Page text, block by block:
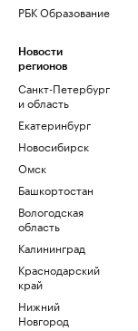
РБК Образование
Новости
регионов
Санкт-Петербург
и область
Екатеринбург
Новосибирск
Омск
Башкортостан
Вологодская
область
Калининград
Краснодарский
край
Нижний
Новгород